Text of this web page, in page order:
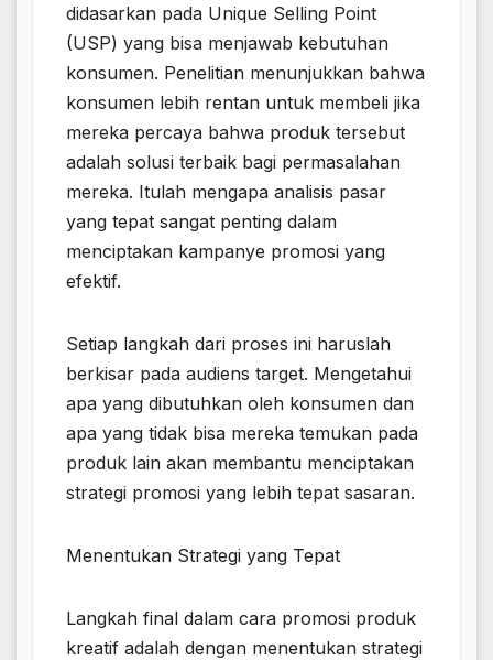
didasarkan pada Unique Selling Point
(USP) yang bisa menjawab kebutuhan
konsumen. Penelitian menunjukkan bahwa
konsumen lebih rentan untuk membeli jika
mereka percaya bahwa produk tersebut
adalah solusi terbaik bagi permasalahan
mereka. Itulah mengapa analisis pasar
yang tepat sangat penting dalam
menciptakan kampanye promosi yang
efektif.
Setiap langkah dari proses ini haruslah
berkisar pada audiens target. Mengetahui
apa yang dibutuhkan oleh konsumen dan
apa yang tidak bisa mereka temukan pada
produk lain akan membantu menciptakan
strategi promosi yang lebih tepat sasaran.
Menentukan Strategi yang Tepat
Langkah final dalam cara promosi produk
kreatif adalah dengan menentukan strategi